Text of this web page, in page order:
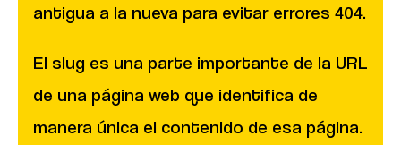
antigua a la nueva para evitar errores 404.
El slug es una parte importante de la URL
de una página web que identifica de
manera única el contenido de esa página.